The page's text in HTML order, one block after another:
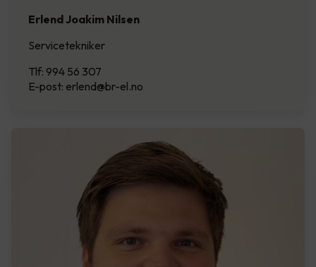
Erlend Joakim Nilsen
Servicetekniker
Tlf: 994 56 307
E-post: erlend@br-el.no